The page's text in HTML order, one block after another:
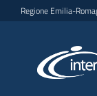
Vai al contenuto
Vai alla navigazione
Vai al footer
Regione Emilia-